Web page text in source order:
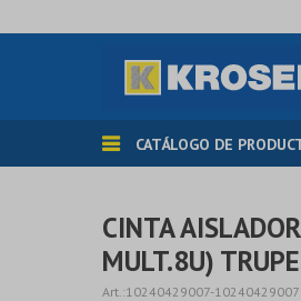
CATÁLOGO DE
CINTA
MULT.8U)
10240429007-10240429007